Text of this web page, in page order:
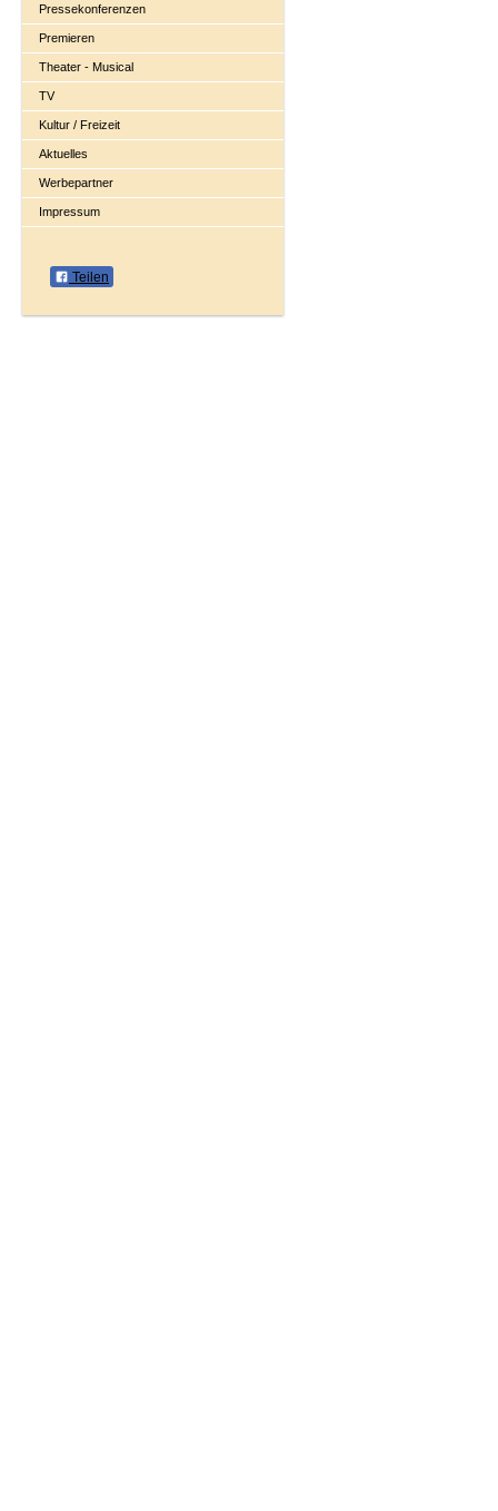
Pressekonferenzen
Premieren
Theater - Musical
TV
Kultur / Freizeit
Aktuelles
Werbepartner
Impressum
Teilen